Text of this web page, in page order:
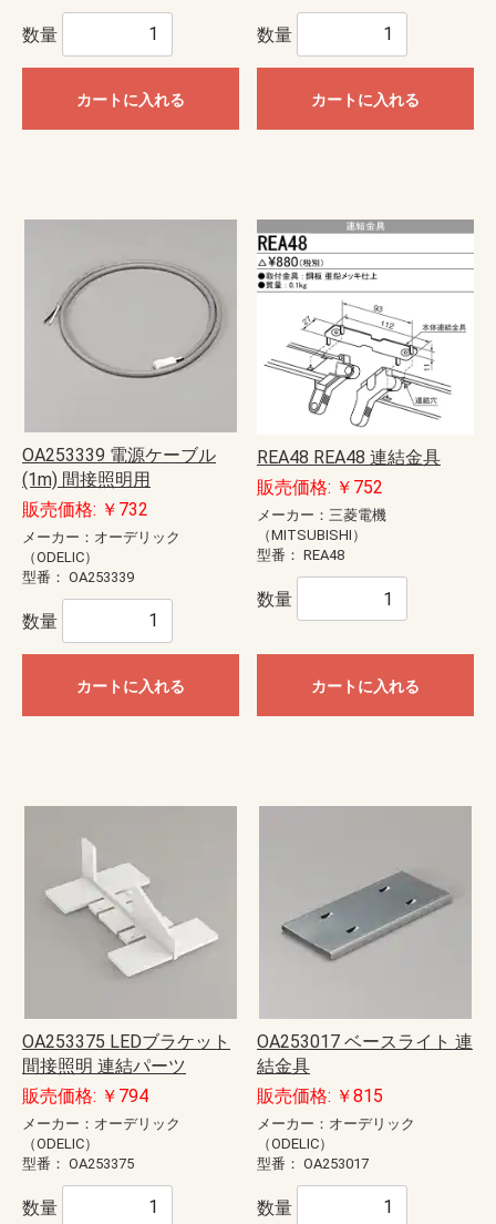
数量
カートに入れる
数量
カートに入れる
OA253339 電源ケーブル
(1m) 間接照明用
販売価格: ￥732
メーカー：オーデリック
（ODELIC）
型番： OA253339
数量
カートに入れる
REA48 REA48 連結金具
販売価格: ￥752
メーカー：三菱電機
（MITSUBISHI）
型番： REA48
数量
カートに入れる
OA253375 LEDブラケット
間接照明 連結パーツ
販売価格: ￥794
メーカー：オーデリック
（ODELIC）
型番： OA253375
数量
OA253017 ベースライト 連
結金具
販売価格: ￥815
メーカー：オーデリック
（ODELIC）
型番： OA253017
数量